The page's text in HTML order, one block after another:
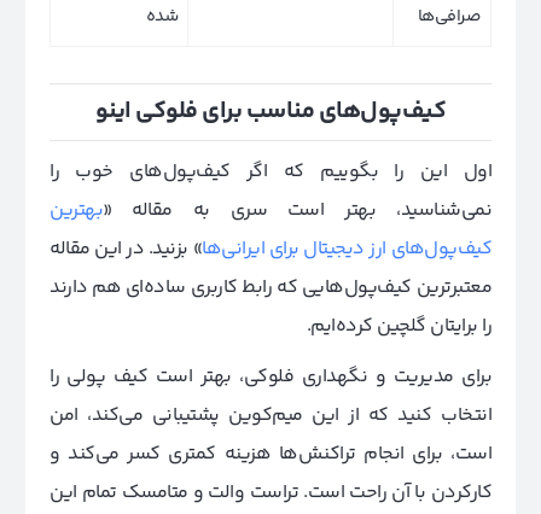
صرافی‌‌ها
شده
کیف‌پول‌های مناسب برای فلوکی اینو
اول این را بگوییم که اگر کیف‌پول‌های خوب را
نمی‌شناسید، بهتر است سری به مقاله «بهترین
کیف‌پول‌های ارز دیجیتال برای ایرانی‌ها» بزنید. در این مقاله
معتبرترین کیف‌پول‌هایی که رابط کاربری ساده‌ای هم دارند
را برایتان گلچین کرده‌ایم.
برای مدیریت و نگهداری فلوکی، بهتر است کیف پولی را
انتخاب کنید که از این میم‌کوین پشتیبانی می‌کند، امن
است، برای انجام تراکنش‌ها هزینه کمتری کسر می‌کند و
کارکردن با آن راحت است. تراست والت و متامسک تمام این